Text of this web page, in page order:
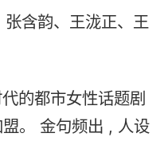
含韵、王泷正、王
的都市女性话题剧
。 金句频出 , 人设